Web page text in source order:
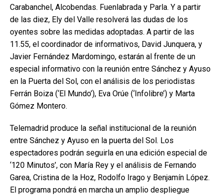
Carabanchel, Alcobendas. Fuenlabrada y Parla. Y a partir
de las diez, Ely del Valle resolverá las dudas de los
oyentes sobre las medidas adoptadas. A partir de las
11.55, el coordinador de informativos, David Junquera, y
Javier Fernández Mardomingo, estarán al frente de un
especial informativo con la reunión entre Sánchez y Ayuso
en la Puerta del Sol, con el análisis de los periodistas
Ferrán Boiza (‘El Mundo’), Eva Orúe (‘Infolibre’) y Marta
Gómez Montero.
Telemadrid produce la señal institucional de la reunión
entre Sánchez y Ayuso en la puerta del Sol. Los
espectadores podrán seguirla en una edición especial de
‘120 Minutos’, con María Rey y el análisis de Fernando
Garea, Cristina de la Hoz, Rodolfo Irago y Benjamín López.
El programa pondrá en marcha un amplio despliegue